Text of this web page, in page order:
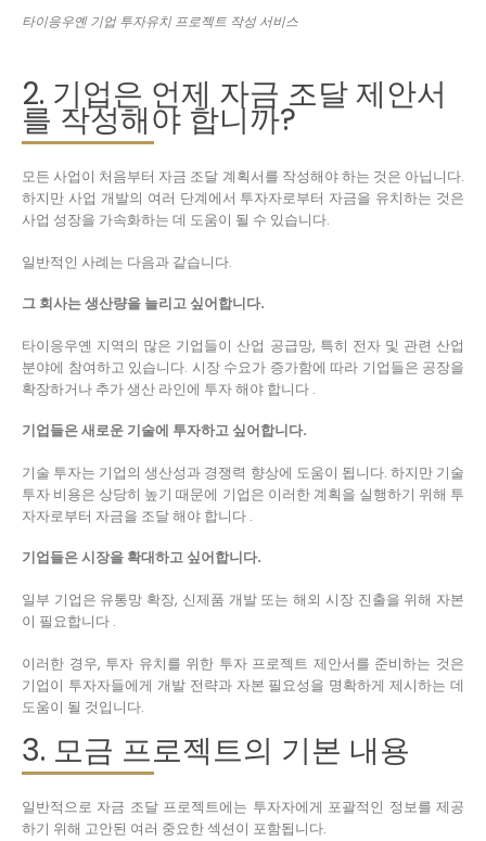
타이응우옌 기업 투자유치 프로젝트 작성 서비스
2. 기업은 언제 자금 조달 제안서
를 작성해야 합니까?
모든 사업이 처음부터 자금 조달 계획서를 작성해야 하는 것은 아닙니다.
하지만 사업 개발의 여러 단계에서 투자자로부터 자금을 유치하는 것은
사업 성장을 가속화하는 데 도움이 될 수 있습니다.
일반적인 사례는 다음과 같습니다.
그 회사는 생산량을 늘리고 싶어합니다.
타이응우옌 지역의 많은 기업들이 산업 공급망, 특히 전자 및 관련 산업
분야에 참여하고 있습니다. 시장 수요가 증가함에 따라 기업들은 공장을
확장하거나 추가 생산 라인에 투자 해야 합니다 .
기업들은 새로운 기술에 투자하고 싶어합니다.
기술 투자는 기업의 생산성과 경쟁력 향상에 도움이 됩니다. 하지만 기술
투자 비용은 상당히 높기 때문에 기업은 이러한 계획을 실행하기 위해 투
자자로부터 자금을 조달 해야 합니다 .
기업들은 시장을 확대하고 싶어합니다.
일부 기업은 유통망 확장, 신제품 개발 또는 해외 시장 진출을 위해 자본
이 필요합니다 .
이러한 경우, 투자 유치를 위한 투자 프로젝트 제안서를 준비하는 것은
기업이 투자자들에게 개발 전략과 자본 필요성을 명확하게 제시하는 데
도움이 될 것입니다.
3. 모금 프로젝트의 기본 내용
일반적으로 자금 조달 프로젝트에는 투자자에게 포괄적인 정보를 제공
하기 위해 고안된 여러 중요한 섹션이 포함됩니다.